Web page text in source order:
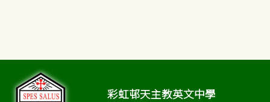
彩虹邨天主教英文中學